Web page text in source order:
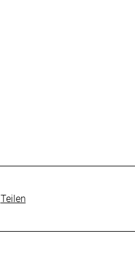
Teilen